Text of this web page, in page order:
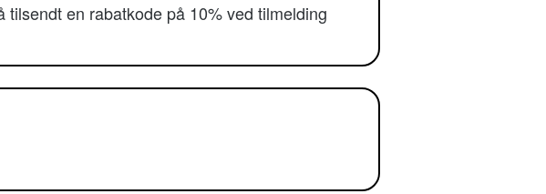
en rabatkode på 10% ved tilmelding